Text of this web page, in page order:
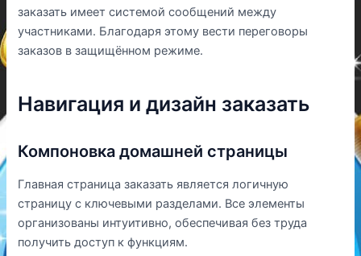
заказать имеет системой сообщений между
участниками. Благодаря этому вести переговоры
заказов в защищённом режиме.
Навигация и дизайн заказать
Компоновка домашней страницы
Главная страница заказать является логичную
страницу с ключевыми разделами. Все элементы
организованы интуитивно, обеспечивая без труда
получить доступ к функциям.